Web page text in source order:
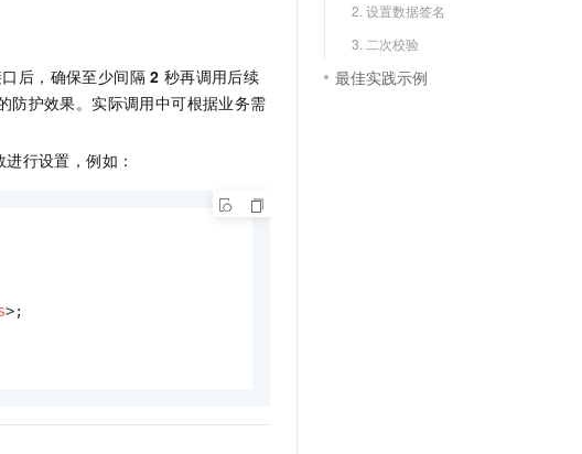
后，确保至少间隔 2 秒再调用后续
防护效果。实际调用中可根据业务需
行设置，例如：
>;
2. 设置数据签名
3. 二次校验
最佳实践示例